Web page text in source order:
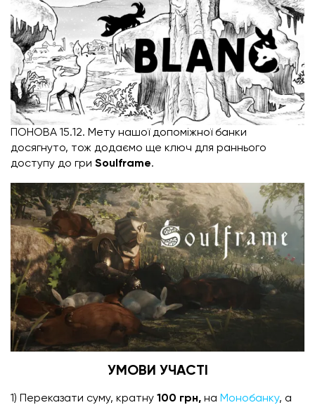
ПОНОВА 15.12. Мету нашої допоміжної банки
досягнуто, тож додаємо ще ключ для раннього
доступу до гри Soulframe.
УМОВИ УЧАСТІ
1) Переказати суму, кратну 100 грн, на Монобанку, а